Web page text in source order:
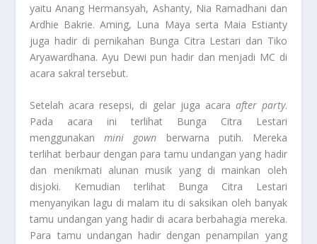
yaitu Anang Hermansyah, Ashanty, Nia Ramadhani dan
Ardhie Bakrie. Aming, Luna Maya serta Maia Estianty
juga hadir di pernikahan Bunga Citra Lestari dan Tiko
Aryawardhana. Ayu Dewi pun hadir dan menjadi MC di
acara sakral tersebut.
Setelah acara resepsi, di gelar juga acara after party.
Pada acara ini terlihat Bunga Citra Lestari
menggunakanmini gown berwarna putih. Mereka
terlihat berbaur dengan para tamu undangan yang hadir
dan menikmati alunan musik yang di mainkan oleh
disjoki. Kemudian terlihat Bunga Citra Lestari
menyanyikan lagu di malam itu di saksikan oleh banyak
tamu undangan yang hadir di acara berbahagia mereka.
Para tamu undangan hadir dengan penampilan yang